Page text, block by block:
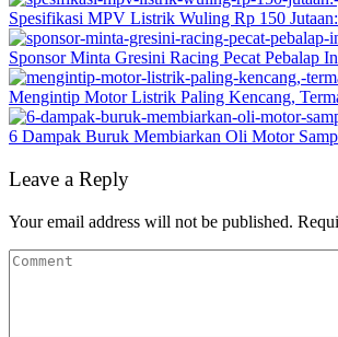
Spesifikasi MPV Listrik Wuling Rp 150
Sponsor Minta Gresini Racing Pecat Pebalap
Mengintip Motor Listrik Paling Kencang,
6 Dampak Buruk Membiarkan Oli Motor
Leave a Reply
Your email address will not be published.